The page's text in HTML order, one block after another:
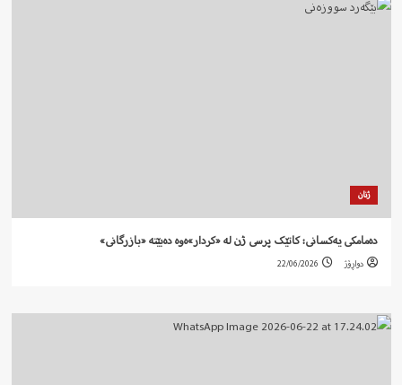
ژنان
دەمامکی یەکسانی: کاتێک پرسی ژن لە «کردار»ەوە دەبێتە «بازرگانی»
دواڕۆژ 22/06/2026